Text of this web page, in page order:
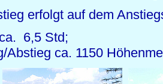
erfolgt auf dem
6,5 Std;
Abstieg ca. 1150